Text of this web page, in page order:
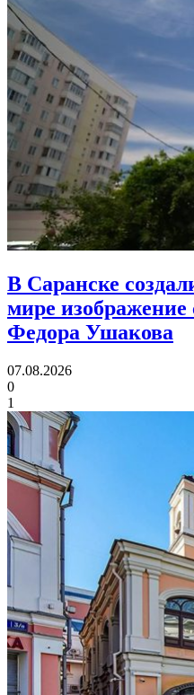
В Саранске
мире изображение
Федора Ушакова
07.08.2026
0
1